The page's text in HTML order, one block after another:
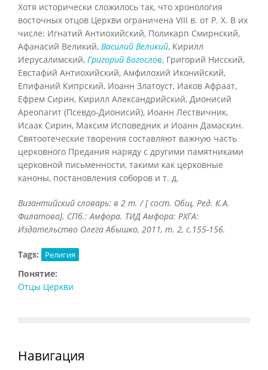
Хотя исторически сложилось так, что хронология
восточных отцов Церкви ограничена VIII в. от P. X. В их
числе: Игнатий Антиохийский, Поликарп Смирнский,
Афанасий Великий, Василий Великий, Кирилл
Иерусалимский, Григорий Богослов, Григорий Нисский,
Евстафий Антиохийский, Амфилохий Иконийский,
Епифаний Кипрский, Иоанн Златоуст, Иаков Афраат,
Ефрем Сирин, Кирилл Александрийский, Дионисий
Ареопагит (Псевдо-Дионисий), Иоанн Лествичник,
Исаак Сирин, Максим Исповедник и Иоанн Дамаскин.
Святоотеческие творения составляют важную часть
церковного Предания наряду с другими памятниками
церковной письменности, такими как церковные
каноны, постановления соборов и т. д.
Византийский словарь: в 2 т. / [ сост. Общ. Ред. К.А.
Филатова]. СПб.: Амфора. ТИД Амфора: РХГА:
Издательство Олега Абышко, 2011, т. 2, с.155-156.
Tags: Религия
Понятие:
Отцы Церкви
Навигация